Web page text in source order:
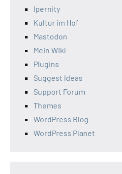
Ipernity
Kultur im Hof
Mastodon
Mein Wiki
Plugins
Suggest Ideas
Support Forum
Themes
WordPress Blog
WordPress Planet